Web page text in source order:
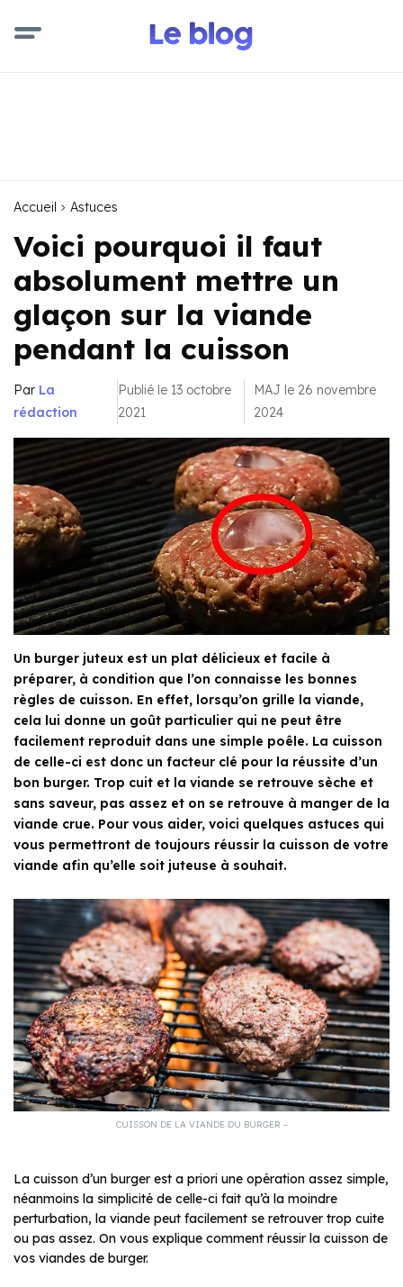
Accueil Astuces
Voici pourquoi il faut
absolument mettre un
glaçon sur la viande
pendant la cuisson
Par La
rédaction
Publié le 13 octobre
2021
MAJ le 26 novembre
2024
Un burger juteux est un plat délicieux et facile à
préparer, à condition que l’on connaisse les bonnes
règles de cuisson. En effet, lorsqu’on grille la viande,
cela lui donne un goût particulier qui ne peut être
facilement reproduit dans une simple poêle. La cuisson
de celle-ci est donc un facteur clé pour la réussite d’un
bon burger. Trop cuit et la viande se retrouve sèche et
sans saveur, pas assez et on se retrouve à manger de la
viande crue. Pour vous aider, voici quelques astuces qui
vous permettront de toujours réussir la cuisson de votre
viande afin qu’elle soit juteuse à souhait.
CUISSON DE LA VIANDE DU BURGER –
La cuisson d’un burger est a priori une opération assez simple,
néanmoins la simplicité de celle-ci fait qu’à la moindre
perturbation, la viande peut facilement se retrouver trop cuite
ou pas assez. On vous explique comment réussir la cuisson de
vos viandes de burger.